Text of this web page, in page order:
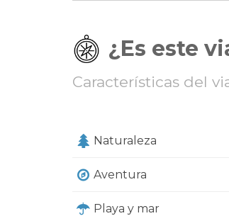
¿Es este
Características del
Naturaleza
Aventura
Playa y mar